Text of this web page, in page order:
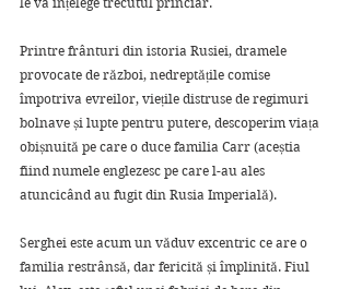
Printre frânturi din istoria Rusiei, dramele
provocate de război, nedreptățile comise
împotriva evreilor, viețile distruse de regimuri
bolnave și lupte pentru putere, descoperim viața
obișnuită pe care o duce familia Carr (aceștia
fiind numele englezesc pe care l-au ales
atuncicând au fugit din Rusia Imperială).
Serghei este acum un văduv excentric ce are o
familia restrânsă, dar fericită și împlinită. Fiul